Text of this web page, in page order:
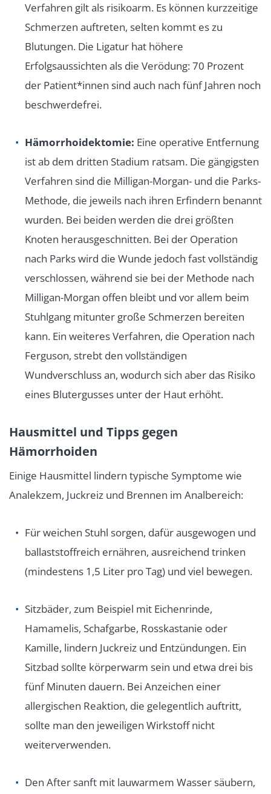
Verfahren gilt als risikoarm. Es können kurzzeitige
Schmerzen auftreten, selten kommt es zu
Blutungen. Die Ligatur hat höhere
Erfolgsaussichten als die Verödung: 70 Prozent
der Patient*innen sind auch nach fünf Jahren noch
beschwerdefrei.
Hämorrhoidektomie: Eine operative Entfernung
ist ab dem dritten Stadium ratsam. Die gängigsten
Verfahren sind die Milligan-Morgan- und die Parks-
Methode, die jeweils nach ihren Erfindern benannt
wurden. Bei beiden werden die drei größten
Knoten herausgeschnitten. Bei der Operation
nach Parks wird die Wunde jedoch fast vollständig
verschlossen, während sie bei der Methode nach
Milligan-Morgan offen bleibt und vor allem beim
Stuhlgang mitunter große Schmerzen bereiten
kann. Ein weiteres Verfahren, die Operation nach
Ferguson, strebt den vollständigen
Wundverschluss an, wodurch sich aber das Risiko
eines Blutergusses unter der Haut erhöht.
Hausmittel und Tipps gegen
Hämorrhoiden
Einige Hausmittel lindern typische Symptome wie
Analekzem, Juckreiz und Brennen im Analbereich:
Für weichen Stuhl sorgen, dafür ausgewogen und
ballaststoffreich ernähren, ausreichend trinken
(mindestens 1,5 Liter pro Tag) und viel bewegen.
Sitzbäder, zum Beispiel mit Eichenrinde,
Hamamelis, Schafgarbe, Rosskastanie oder
Kamille, lindern Juckreiz und Entzündungen. Ein
Sitzbad sollte körperwarm sein und etwa drei bis
fünf Minuten dauern. Bei Anzeichen einer
allergischen Reaktion, die gelegentlich auftritt,
sollte man den jeweiligen Wirkstoff nicht
weiterverwenden.
Den After sanft mit lauwarmem Wasser säubern,